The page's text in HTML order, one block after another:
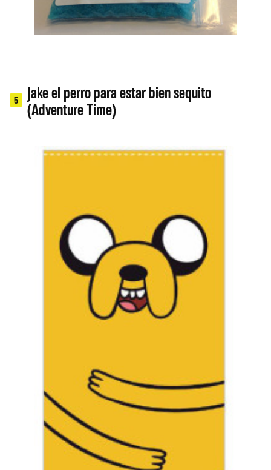
5
Jake el perro para estar bien sequito
(Adventure Time)